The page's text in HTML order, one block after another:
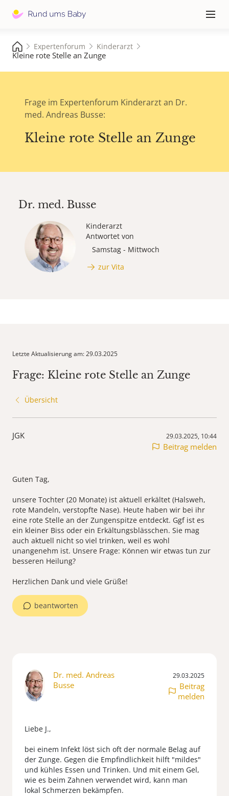
≡
Expertenforum Kinderarzt
Kleine rote Stelle an Zunge
Frage im Expertenforum Kinderarzt an Dr.
med. Andreas Busse:
Kleine rote Stelle an Zunge
Dr. med. Busse
Kinderarzt
Antwortet von
Samstag - Mittwoch
zur Vita
Letzte Aktualisierung am: 29.03.2025
Frage: Kleine rote Stelle an Zunge
Übersicht
JGK 29.03.2025, 10:44
Beitrag melden
Guten Tag,
unsere Tochter (20 Monate) ist aktuell erkältet (Halsweh,
rote Mandeln, verstopfte Nase). Heute haben wir bei ihr
eine rote Stelle an der Zungenspitze entdeckt. Ggf ist es
ein kleiner Biss oder ein Erkältungsblässchen. Sie mag
auch aktuell nicht so viel trinken, weil es wohl
unangenehm ist. Unsere Frage: Können wir etwas tun zur
besseren Heilung?
beantworten
Dr. med. Andreas
Busse
29.03.2025
Beitrag
melden
Liebe J.,
bei einem Infekt löst sich oft der normale Belag auf
der Zunge. Gegen die Empfindlichkeit hilft "mildes"
und kühles Essen und Trinken. Und mit einem Gel,
wie es beim Zahnen verwendet wird, kann man
lokal Schmerzen bekämpfen.